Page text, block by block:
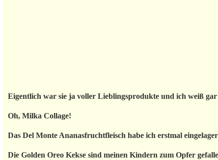
Eigentlich war sie ja voller Lieblingsprodukte und ich weiß
Oh, Milka Collage!
Das Del Monte Ananasfruchtfleisch habe ich erstmal
Die Golden Oreo Kekse sind meinen Kindern zum Opfer